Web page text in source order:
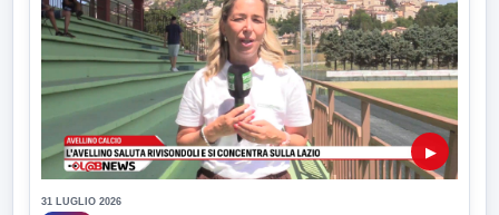
▶
31 LUGLIO 2026